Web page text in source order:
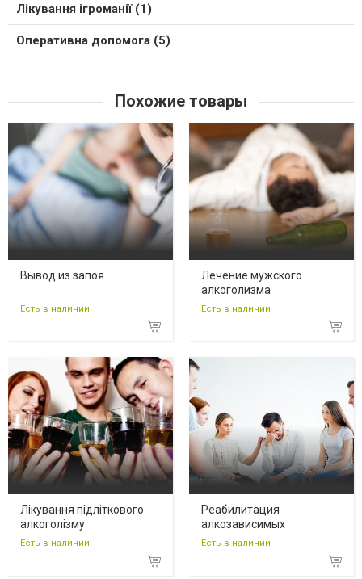
Лікування ігроманії (1)
Оперативна допомога (5)
Похожие товары
Вывод из запоя
Есть в наличии
Лечение мужского
алкоголизма
Есть в наличии
Лікування підліткового
алкоголізму
Есть в наличии
Реабилитация
алкозависимых
Есть в наличии